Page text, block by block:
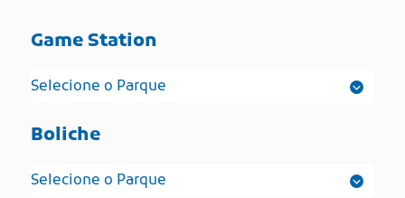
Game Station
Boliche